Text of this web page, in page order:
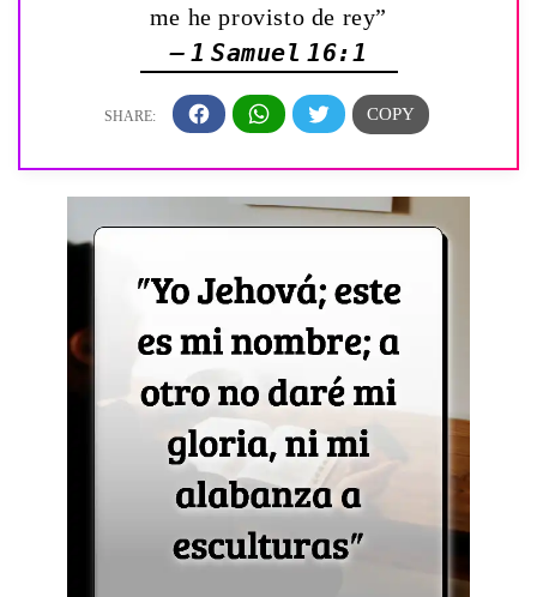
me he provisto de rey”
— 1 Samuel 16:1